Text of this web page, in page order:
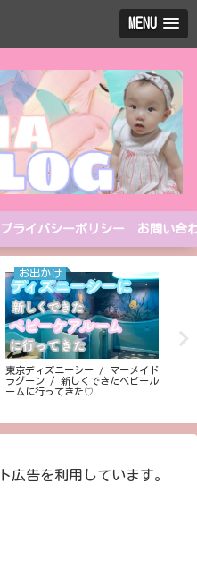
MENU
プライバシーポリシー お問い合
お出かけ
東京ディズニーシー / マーメイド
ラグーン / 新しくできたベビール
ームに行ってきた♡
告を利用しています。